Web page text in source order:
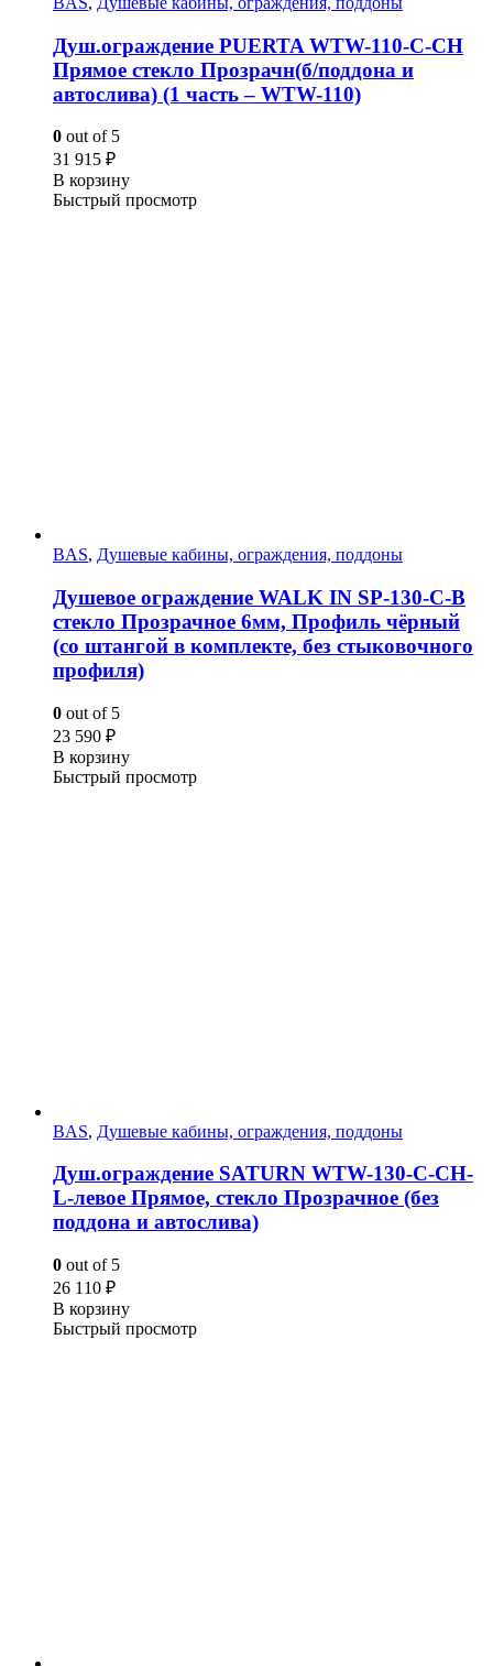
Душ.ограждение PUERTA WTW-110-С-СH
Прямое стекло Прозрачн(б/поддона и
автослива) (1 часть – WTW-110)
0 out of 5
31 915 ₽
В корзину
Быстрый просмотр
BAS, Душевые кабины, ограждения, поддоны
Душевое ограждение WALK IN SP-130-C-B
стекло Прозрачное 6мм, Профиль чёрный
(со штангой в комплекте, без стыковочного
профиля)
0 out of 5
23 590 ₽
В корзину
Быстрый просмотр
BAS, Душевые кабины, ограждения, поддоны
Душ.ограждение SATURN WTW-130-C-CH-
L-левое Прямое, стекло Прозрачное (без
поддона и автослива)
0 out of 5
26 110 ₽
В корзину
Быстрый просмотр